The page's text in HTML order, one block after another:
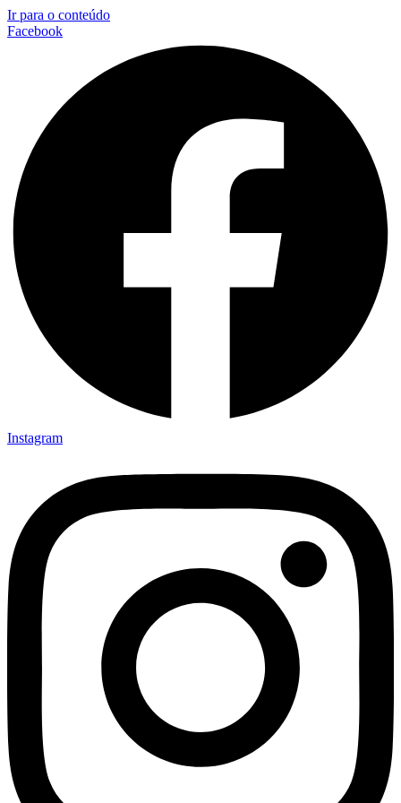
Ir para o conteúdo
Facebook
Instagram